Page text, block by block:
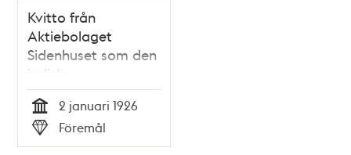
Kvitto från
Aktiebolaget
Sidenhuset som den
judiska
societetskvinnan
Irene Strauss
sparade
Tid
2 januari 1926
Typ
Föremål